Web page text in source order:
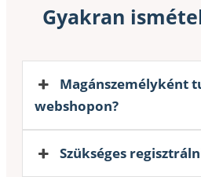
Gyakran
Magánszemélyként
webshopon?
Szükséges